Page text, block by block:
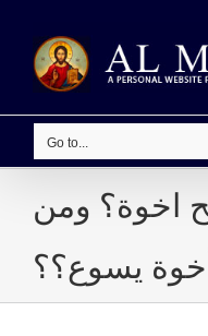
content
Go to...
اخوة؟ ومن
يسوع؟؟